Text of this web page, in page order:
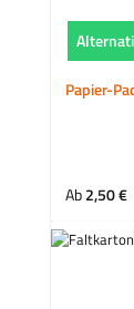
Papier-
Regulärer
Ab2,50 €